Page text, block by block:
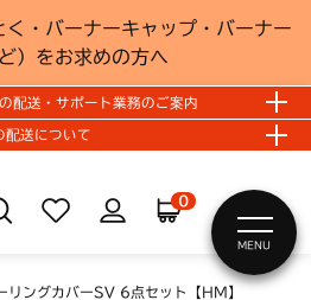
く・バーナーキャップ・バーナー
）をお求めの方へ
配送・サポート業務のご案内
配送について
0
MENU
リングカバーSV 6点セット【HM】